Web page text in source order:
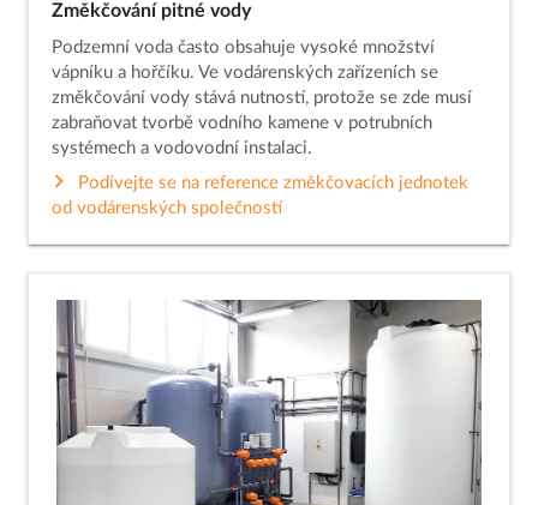
Změkčování pitné vody
Podzemní voda často obsahuje vysoké množství
vápníku a hořčíku. Ve vodárenských zařízeních se
změkčování vody stává nutností, protože se zde musí
zabraňovat tvorbě vodního kamene v potrubních
systémech a vodovodní instalaci.
Podívejte se na reference změkčovacích jednotek
od vodárenských společností